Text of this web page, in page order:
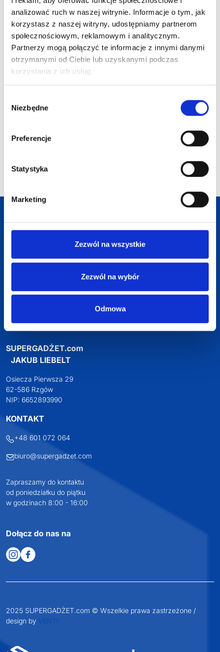
analizować ruch w naszej witrynie. Informacje o tym, jak
korzystasz z naszej witryny, udostępniamy partnerom
społecznościowym, reklamowym i analitycznym.
Partnerzy mogą połączyć te informacje z innymi danymi
otrzymanymi od Ciebie lub uzyskanymi podczas
korzystania z ich usług.
zgody
Niezbędne
Preferencje
Statystyka
Marketing
Zezwól na wszystkie
Zezwól na wybór
Odmowa
Aqua wodoodporny
plecak podróżny o
recyklingu z
99,38zł netto
Bawełniana torba
kolory
30,54
Profesjonalne doradztwo
SUPERGADŻET.com
JAKUB LIEBELT
Osiecza Pierwsza 29
62-586 Rzgów
NIP: 6652893990
KONTAKT
+48 601 072 064
biuro@supergadzet.com
Zapraszamy do kontaktu
od poniedziałku do piątku
w godzinach 8:00 - 16:00
Dołącz do nas na
2025 SUPERGADŻET.com © Wszelkie prawa zastrzeżone /
design by VENTI